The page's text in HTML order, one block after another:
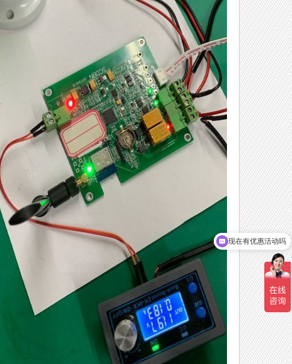
可以介绍下你们的产品么